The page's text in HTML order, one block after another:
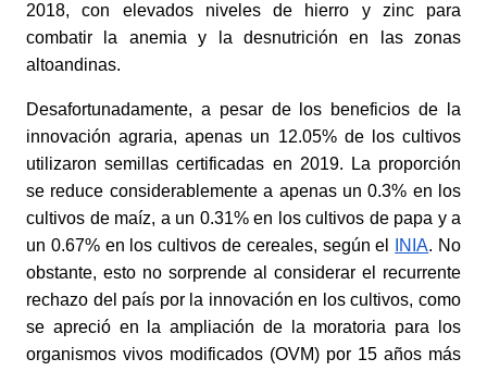
2018, con elevados niveles de hierro y zinc para
combatir la anemia y la desnutrición en las zonas
altoandinas.
Desafortunadamente, a pesar de los beneficios de la
innovación agraria, apenas un 12.05% de los cultivos
utilizaron semillas certificadas en 2019. La proporción
se reduce considerablemente a apenas un 0.3% en los
cultivos de maíz, a un 0.31% en los cultivos de papa y a
un 0.67% en los cultivos de cereales, según el
INIA. No
obstante, esto no sorprende al considerar el recurrente
rechazo del país por la innovación en los cultivos, como
se apreció en la ampliación de la moratoria para los
organismos vivos modificados (OVM) por 15 años más